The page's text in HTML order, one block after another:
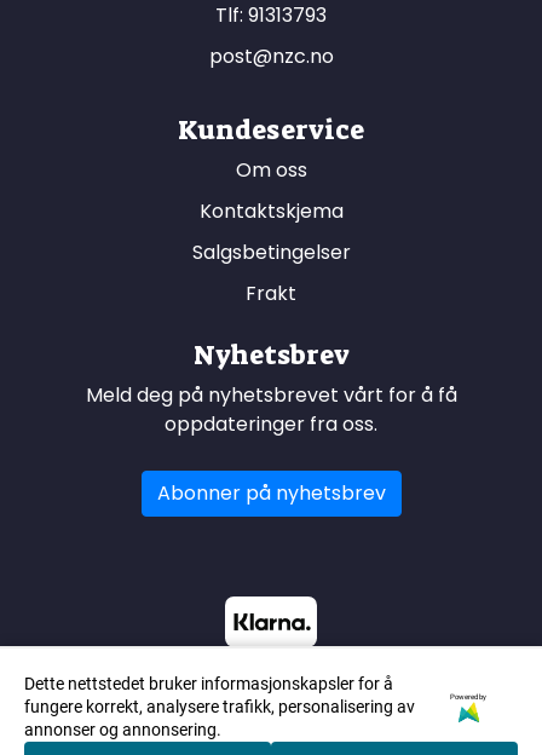
Tlf: 91313793
post@nzc.no
Kundeservice
Om oss
Kontaktskjema
Salgsbetingelser
Frakt
Nyhetsbrev
Meld deg på nyhetsbrevet vårt for å få
oppdateringer fra oss.
Abonner på nyhetsbrev
Dette nettstedet bruker informasjonskapsler for å
fungere korrekt, analysere trafikk, personalisering av
annonser og annonsering.
Powered by